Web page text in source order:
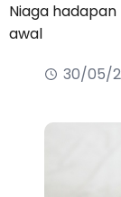
Niaga hadapan
awal
30/05/